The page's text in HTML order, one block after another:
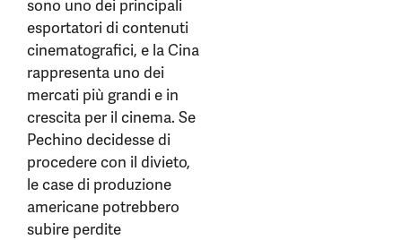
sono uno dei principali
esportatori di contenuti
cinematografici, e la Cina
rappresenta uno dei
mercati più grandi e in
crescita per il cinema. Se
Pechino decidesse di
procedere con il divieto,
le case di produzione
americane potrebbero
subire perdite